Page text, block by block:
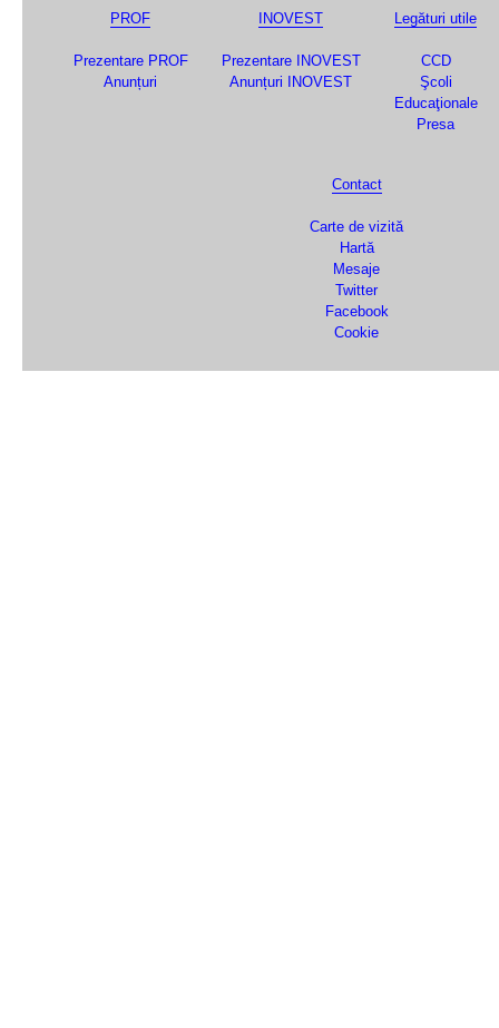
PROF
Prezentare PROF
Anunțuri
INOVEST
Prezentare INOVEST
Anunțuri INOVEST
Legături utile
CCD
Şcoli
Educaţionale
Presa
Contact
Carte de vizită
Hartă
Mesaje
Twitter
Facebook
Cookie